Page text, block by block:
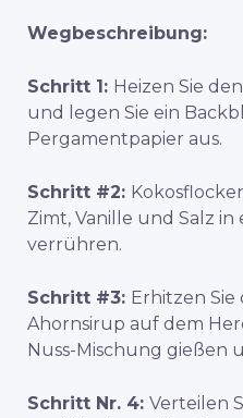
Wegbeschreibung:
Schritt 1: Heizen Sie
und legen Sie ein
Pergamentpapier aus.
Schritt #2:
Zimt, Vanille und Salz
verrühren.
Schritt #3: Erhitzen
Ahornsirup auf dem
Nuss-Mischung
Schritt Nr. 4: Verteilen